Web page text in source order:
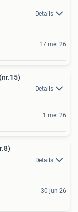
Details
17 mei 26
Details
1 mei 26
Details
30 jun 26